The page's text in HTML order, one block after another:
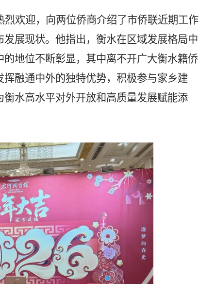
欢迎，向两位侨商介绍了市侨联近期工作
展现状。他指出，衡水在区域发展格局中
地位不断彰显，其中离不开广大衡水籍侨
融通中外的独特优势，积极参与家乡建
水高水平对外开放和高质量发展赋能添